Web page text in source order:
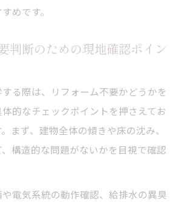
めです。
判断のための現地確認ポイン
る際は、リフォーム不要かどうかを
的なチェックポイントを押さえてお
まず、建物全体の傾きや床の沈み、
構造的な問題がないかを目視で確認
電気系統の動作確認、給排水の異臭